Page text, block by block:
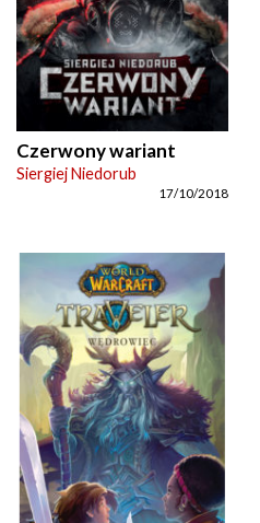
Czerwony wariant
Siergiej Niedorub
17/10/2018